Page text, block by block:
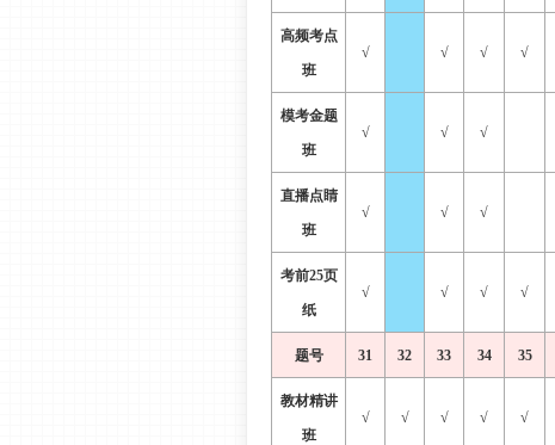
高频考点
班
√ √ √ √
模考金题
班
√ √ √
直播点睛
班
√ √ √
考前25页
纸
√ √ √ √
题号 31 32 33 34 35
教材精讲
班
√ √ √ √ √